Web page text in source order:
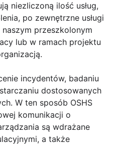
niezliczoną ilość usług,
po zewnętrzne usługi
przeszkolonym
lub w ramach projektu
incydentów, badaniu
dostosowanych
W ten sposób OSHS
komunikacji o
są wdrażane
a także